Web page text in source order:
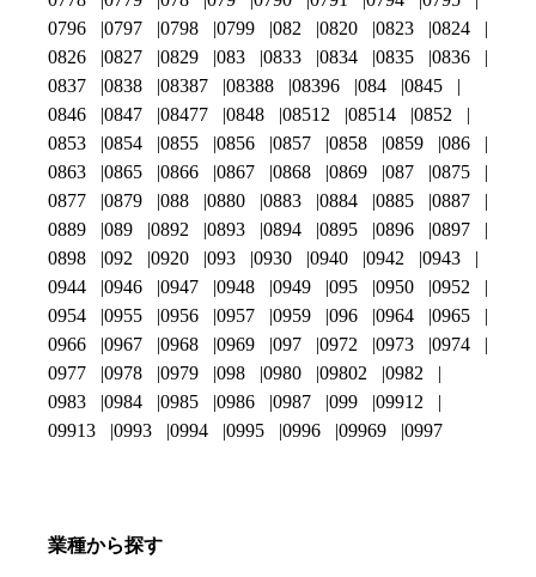
0796
0797 0798 0799 082 0820 0823
0824
0826
0827 0829 083 0833 0834 0835
0836
0837
0838 08387 08388 08396 084
0845
0846
0847 08477 0848 08512 08514
0852
0853
0854 0855 0856 0857 0858 0859
086
0863
0865 0866 0867 0868 0869 087
0875
0877
0879 088 0880 0883 0884 0885
0887
0889
089 0892 0893 0894 0895 0896
0897
0898
092 0920 093 0930 0940 0942
0943
0944
0946 0947 0948 0949 095 0950
0952
0954
0955 0956 0957 0959 096 0964
0965
0966
0967 0968 0969 097 0972 0973
0974
0977
0978 0979 098 0980 09802
0982
0983
0984 0985 0986 0987 099
09912
09913
0993 0994 0995 0996 09969 0997
業種から探す